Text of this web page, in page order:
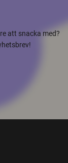
att snacka med?